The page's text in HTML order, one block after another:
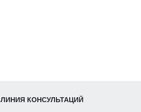
ЛИНИЯ КОНСУЛЬТАЦИЙ